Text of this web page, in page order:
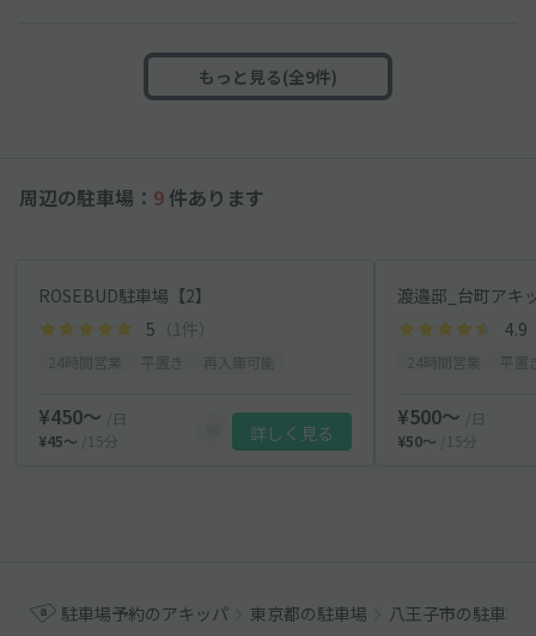
もっと見る(全9件)
周辺の駐車場： 9 件あります
ROSEBUD駐車場【2】
5 （1件）
¥450〜
/日
¥45〜
/15分 詳しく見る
渡邉邸_台町アキ
4.9
¥500〜
/日
¥50〜
/15分
駐車場予約のアキッパ 東京都の駐車場 八王子市の駐車場